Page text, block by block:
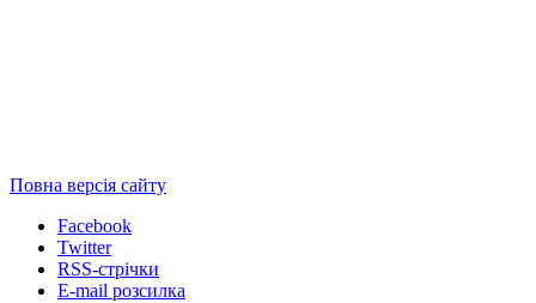
Повна версія сайту
Facebook
Twitter
RSS-стрічки
E-mail розсилка